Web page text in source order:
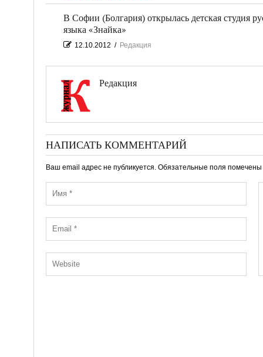
В Софии (Болгария) открылась детская студия
языка «Знайка»
12.10.2012 / Редакция
Редакция
НАПИСАТЬ КОММЕНТАРИЙ
Ваш email адрес не публикуется. Обязательные поля помечены